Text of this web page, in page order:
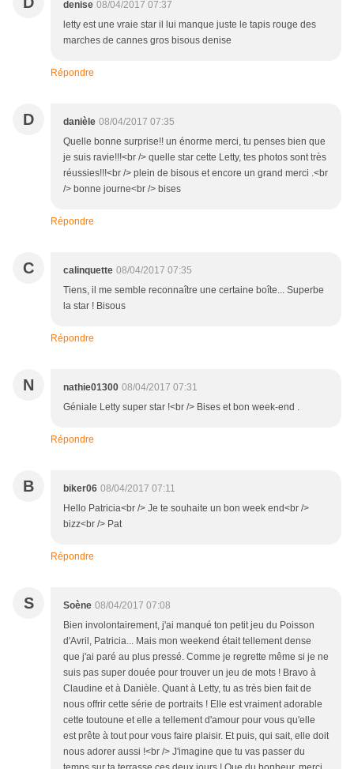
denise 08/04/2017 07:37
letty est une vraie star il lui manque juste le tapis rouge des
marches de cannes gros bisous denise
Répondre
D danièle 08/04/2017 07:35
Quelle bonne surprise!! un énorme merci, tu penses bien que
je suis ravie!!!<br /> quelle star cette Letty, tes photos sont très
réussies!!!<br /> plein de bisous et encore un grand merci .<br
/> bonne journe<br /> bises
Répondre
C calinquette 08/04/2017 07:35
Tiens, il me semble reconnaître une certaine boîte... Superbe
la star ! Bisous
Répondre
N nathie01300 08/04/2017 07:31
Géniale Letty super star !<br /> Bises et bon week-end .
Répondre
B biker06 08/04/2017 07:11
Hello Patricia<br /> Je te souhaite un bon week end<br />
bizz<br /> Pat
Répondre
S Soène 08/04/2017 07:08
Bien involontairement, j'ai manqué ton petit jeu du Poisson
d'Avril, Patricia... Mais mon weekend était tellement dense
que j'ai paré au plus pressé. Comme je regrette même si je ne
suis pas super douée pour trouver un jeu de mots ! Bravo à
Claudine et à Danièle. Quant à Letty, tu as très bien fait de
nous offrir cette série de portraits ! Elle est vraiment adorable
cette toutoune et elle a tellement d'amour pour vous qu'elle
est prête à tout pour vous faire plaisir. Et puis, qui sait, elle doit
nous adorer aussi !<br /> J'imagine que tu vas passer du